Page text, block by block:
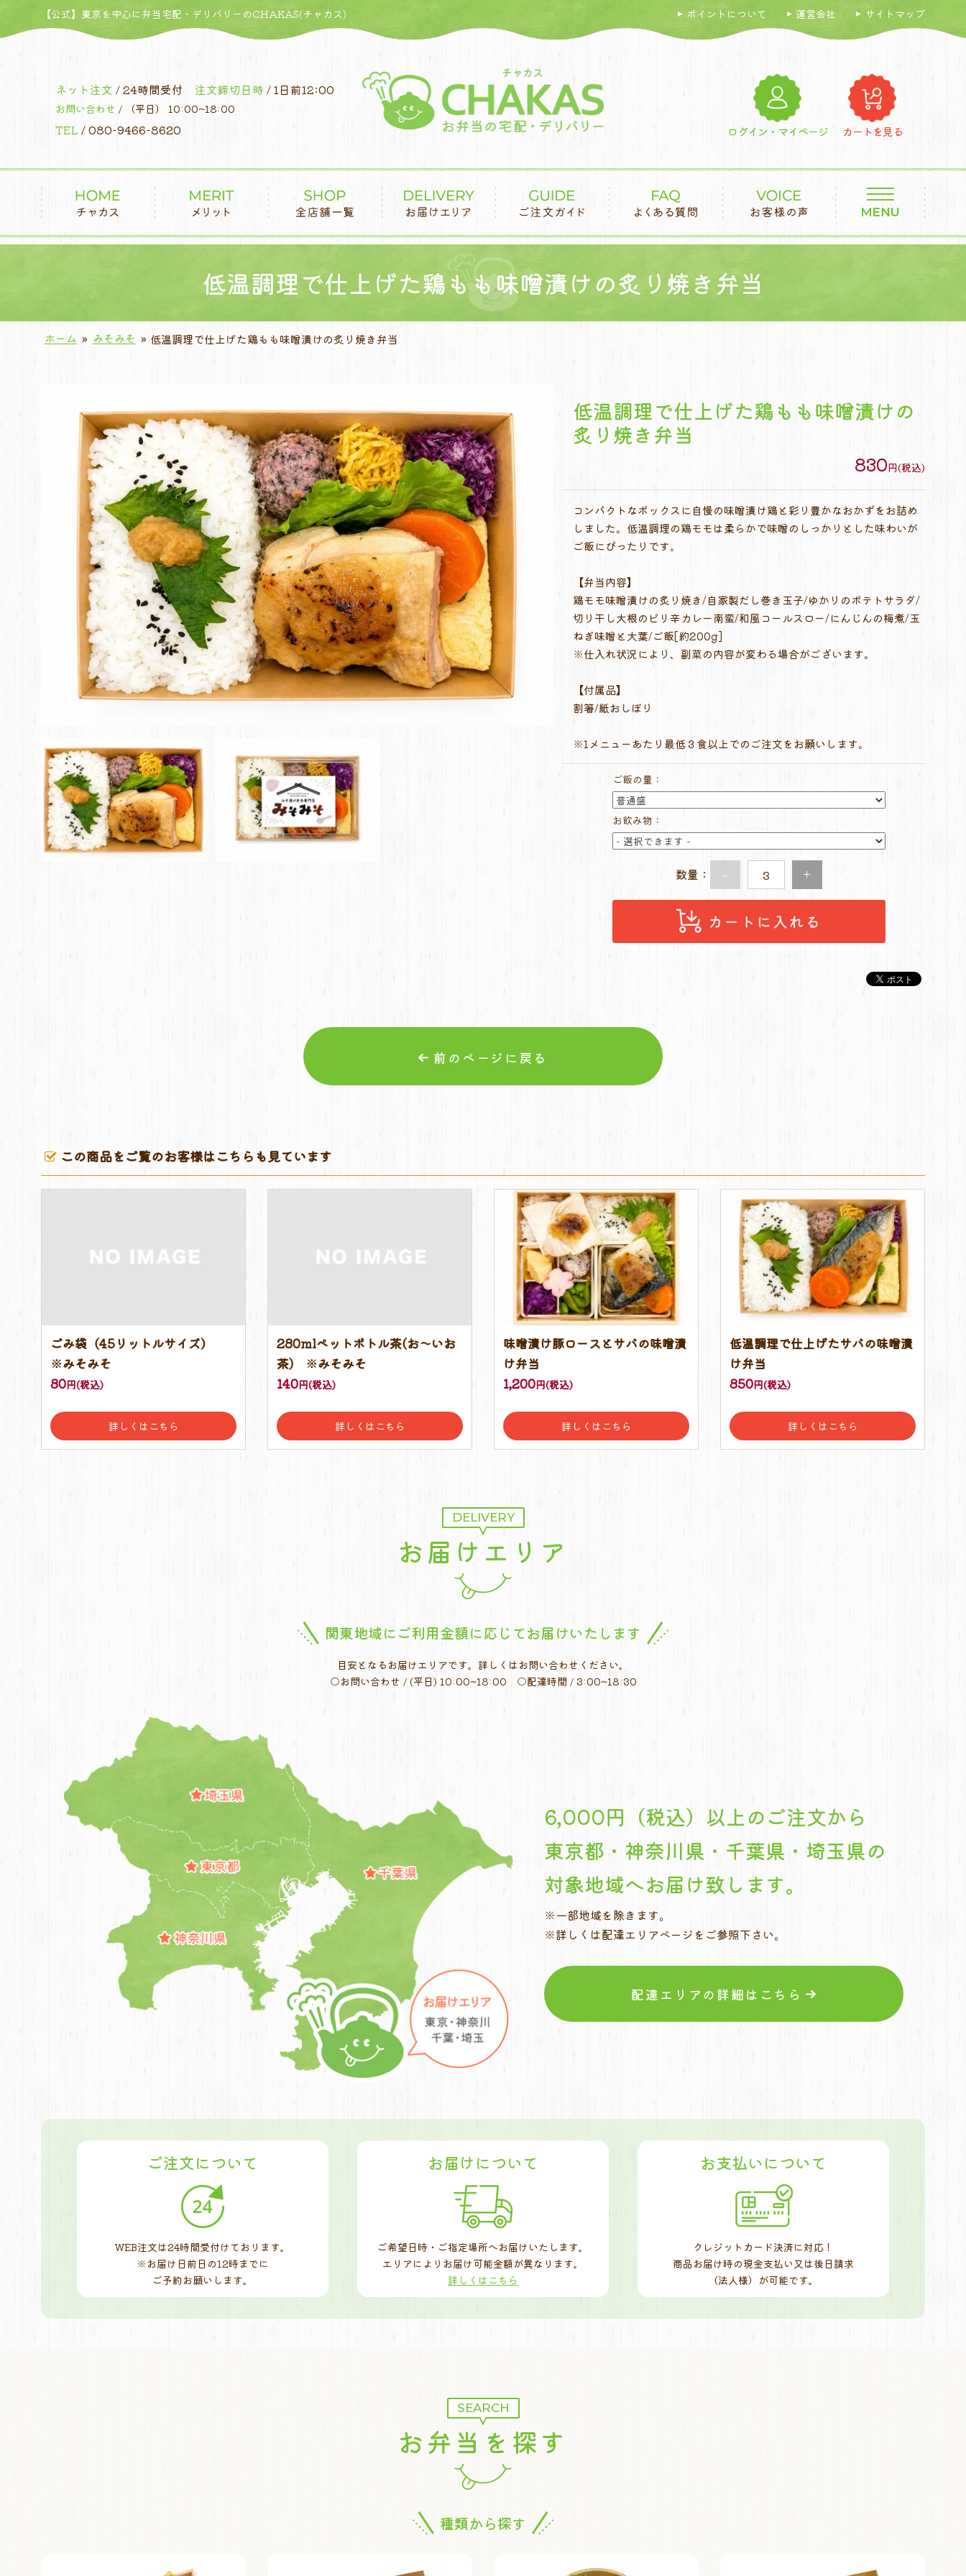
ッ
【公式】東京を中心に弁当宅配・デリバリーのCHAKAS(チャカス) ポイントについて 運営会社 サイトマップ
ネット注文 / 24時間受付 注文締切日時 / 1日前12:00
お問い合わせ / （平日） 10:00~18:00
TEL / 080-9466-8620 ログイン・マイページ カートを見る
低温調理で仕上げた鶏もも味噌漬けの炙り焼き弁当
ホーム » みそみそ » 低温調理で仕上げた鶏もも味噌漬けの炙り焼き弁当
低温調理で仕上げた鶏もも味噌漬けの
炙り焼き弁当
830円(税込)
コンパクトなボックスに自慢の味噌漬け鶏と彩り豊かなおかずをお詰め
しました。低温調理の鶏モモは柔らかで味噌のしっかりとした味わいが
ご飯にぴったりです。
【弁当内容】
鶏モモ味噌漬けの炙り焼き/自家製だし巻き玉子/ゆかりのポテトサラダ/
切り干し大根のピリ辛カレー南蛮/和風コールスロー/にんじんの梅煮/玉
ねぎ味噌と大葉/ご飯[約200g]
※仕入れ状況により、副菜の内容が変わる場合がございます。
【付属品】
割箸/紙おしぼり
※1メニューあたり最低３食以上でのご注文をお願いします。
ご飯の量：
お飲み物：
数量： - +
前のページに戻る
この商品をご覧のお客様はこちらも見ています
ごみ袋（45リットルサイズ）
※みそみそ
80円(税込)
詳しくはこちら
280mlペットボトル茶(お〜いお
茶) ※みそみそ
140円(税込)
詳しくはこちら
味噌漬け豚ロースとサバの味噌漬
け弁当
1,200円(税込)
詳しくはこちら
低温調理で仕上げたサバの味噌漬
け弁当
850円(税込)
詳しくはこちら
DELIVERY
お届けエリア
関東地域にご利用金額に応じてお届けいたします
目安となるお届けエリアです。 詳しくはお問い合わせください。
○お問い合わせ / (平日) 10:00~18:00 ○配達時間 / 3:00~18:30
6,000円（税込）以上のご注文から
東京都・神奈川県・千葉県・埼玉県の
対象地域へお届け致します。
※一部地域を除きます。
※詳しくは配達エリアページをご参照下さい。
配達エリアの詳細はこちら
ご注文について
WEB注文は24時間受付けております。
※お届け日前日の12時までに
ご予約お願いします。
お届けについて
ご希望日時・ご指定場所へお届けいたします。
エリアによりお届け可能金額が異なります。
詳しくはこちら
お支払いについて
クレジットカード決済に対応！
商品お届け時の現金支払い又は後日請求
（法人様）が可能です。
SEARCH
お弁当を探す
種類から探す